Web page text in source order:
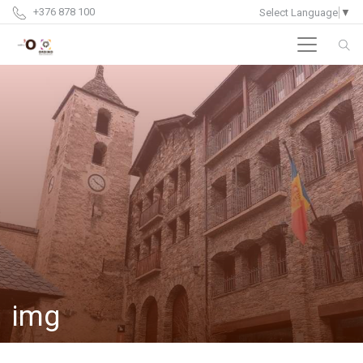
+376 878 100 Select Language ▼
img